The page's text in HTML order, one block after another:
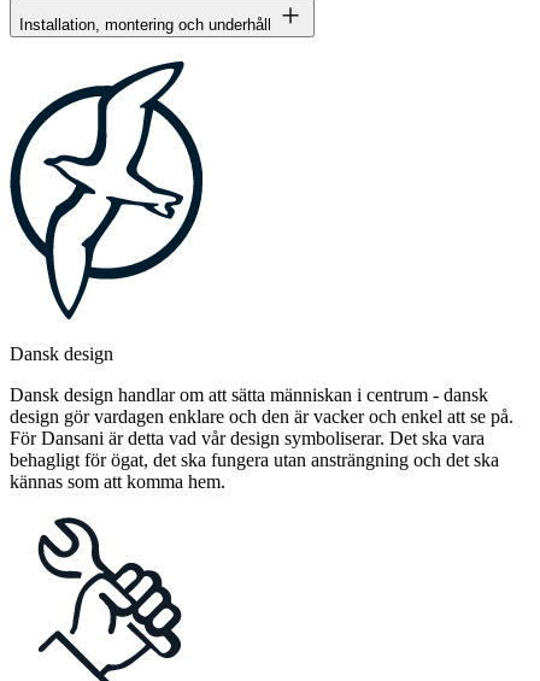
Installation, montering och underhåll
Dansk design
Dansk design handlar om att sätta människan i centrum - dansk
design gör vardagen enklare och den är vacker och enkel att se på.
För Dansani är detta vad vår design symboliserar. Det ska vara
behagligt för ögat, det ska fungera utan ansträngning och det ska
kännas som att komma hem.